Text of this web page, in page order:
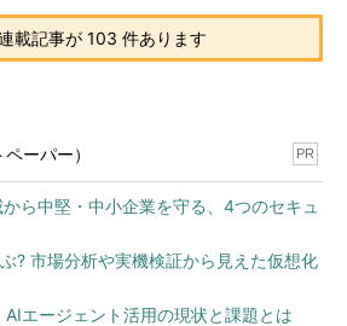
載記事が 103 件あります
ーパー） PR
ら中堅・中小企業を守る、4つのセキュ
? 市場分析や実機検証から見えた仮想化
AIエージェント活用の現状と課題とは